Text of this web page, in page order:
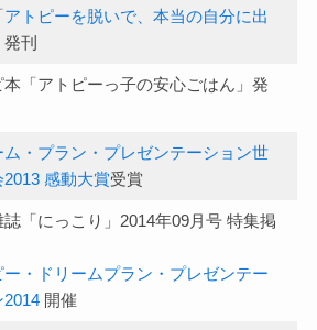
アトピーを脱いで、本当の自分に出
発刊
本「アトピーっ子の安心ごはん」発
ム・プラン・プレゼンテーション世
2013 感動大賞受賞
誌「にっこり」2014年09月号 特集掲
ー・ドリームプラン・プレゼンテー
2014 開催